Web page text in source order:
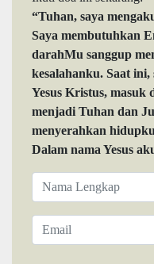
“Tuhan, saya
Saya membutuhkan
darahMu sanggup
kesalahanku. Saat
Yesus Kristus, masuk
menjadi Tuhan dan
menyerahkan
Dalam nama Yesus